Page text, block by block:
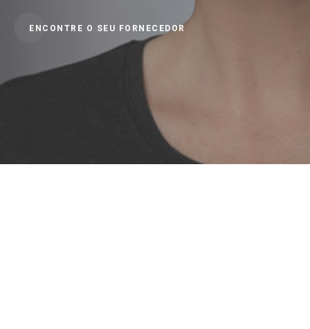
ENCONTRE O SEU FORNECEDOR